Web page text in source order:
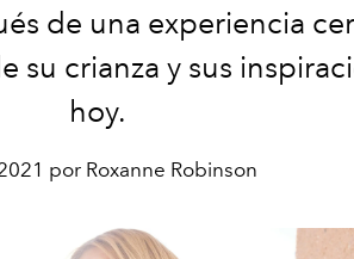
de una experiencia
su crianza y sus
hoy.
por Roxanne Robinson